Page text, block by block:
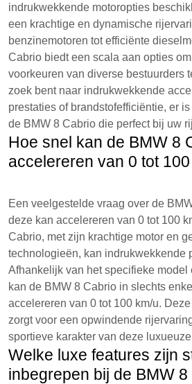
indrukwekkende motoropties
een krachtige en dynamische
benzinemotoren tot efficiënte
Cabrio biedt een scala aan opties
voorkeuren van diverse bestuurders
zoek bent naar indrukwekkende
prestaties of brandstofefficiëntie, er
de BMW 8 Cabrio die perfect bij uw
Hoe snel kan de BMW 8
accelereren van 0 tot
Een veelgestelde vraag over de
deze kan accelereren van 0 tot 100
Cabrio, met zijn krachtige motor en
technologieën, kan indrukwekkende
Afhankelijk van het specifieke model
kan de BMW 8 Cabrio in slechts
accelereren van 0 tot 100 km/u.
zorgt voor een opwindende
sportieve karakter van deze
Welke luxe features zijn
inbegrepen bij de BMW